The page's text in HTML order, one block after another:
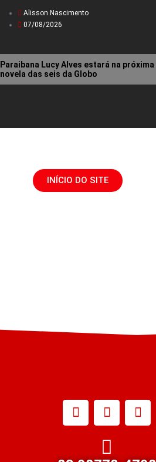
Alisson Nascimento
07/08/2026
Paraibana Lucy Alves estará na próxima
novela das seis da Globo
INÍCIO DO SITE